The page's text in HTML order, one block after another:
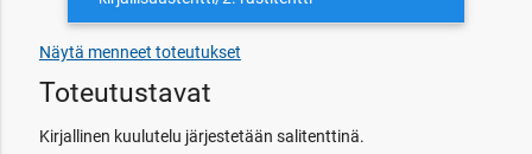
Näytä menneet toteutukset
Toteutustavat
Kirjallinen kuulutelu järjestetään salitenttinä.